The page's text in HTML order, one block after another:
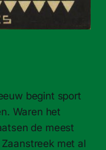
begint sport
Waren het
de meest
met al